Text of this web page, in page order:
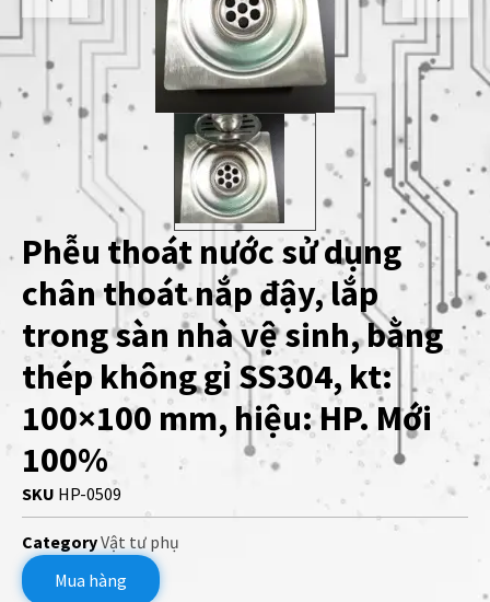
Phễu thoát nước sử dụng
chân thoát nắp đậy, lắp
trong sàn nhà vệ sinh, bằng
thép không gỉ SS304, kt:
100×100 mm, hiệu: HP. Mới
100%
SKU HP-0509
CategoryVật tư phụ
Mua hàng